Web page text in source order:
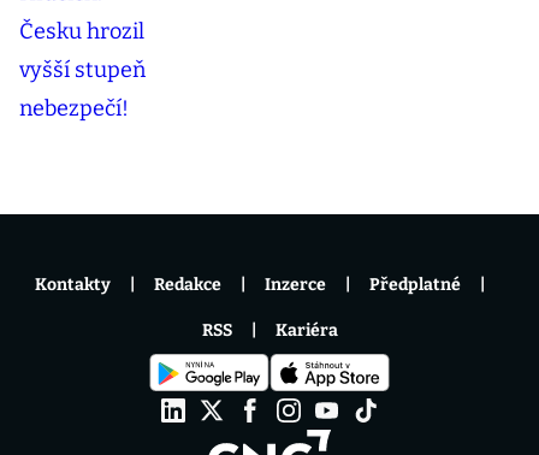
Kontakty Redakce Inzerce Předplatné
RSS Kariéra